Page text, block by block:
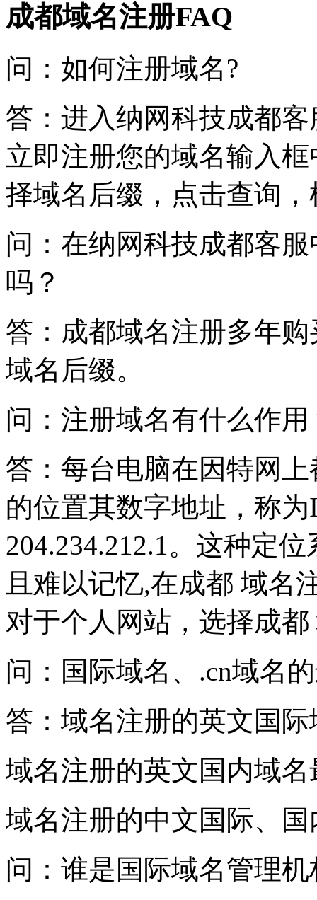
成都域名注册FAQ
问：如何注册域名?
答：进入纳网科技成都
立即注册您的域名输入
择域名后缀，点击查询
问：在纳网科技成都客
吗？
答：成都域名注册多年
域名后缀。
问：注册域名有什么作用
答：每台电脑在因特网
的位置其数字地址，称
204.234.212.1。这种定
且难以记忆,在成都 域名
对于个人网站，选择成
问：国际域名、.cn域名
答：域名注册的英文国
域名注册的英文国内域
域名注册的中文国际、
问：谁是国际域名管理机